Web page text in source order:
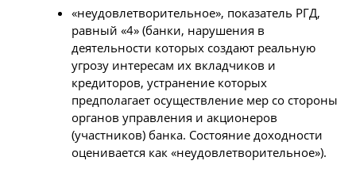
«неудовлетворительное», показатель РГД,
равный «4» (банки, нарушения в
деятельности которых создают реальную
угрозу интересам их вкладчиков и
кредиторов, устранение которых
предполагает осуществление мер со стороны
органов управления и акционеров
(участников) банка. Состояние доходности
оценивается как «неудовлетворительное»).